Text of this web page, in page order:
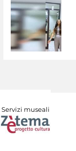
Servizi museali